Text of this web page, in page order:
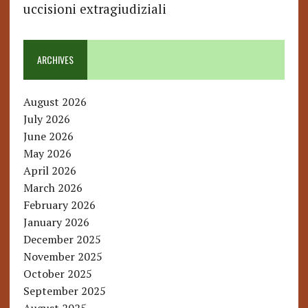
uccisioni extragiudiziali
ARCHIVES
August 2026
July 2026
June 2026
May 2026
April 2026
March 2026
February 2026
January 2026
December 2025
November 2025
October 2025
September 2025